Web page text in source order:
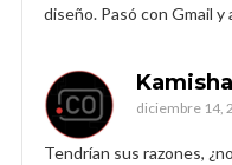
diseño. Pasó con Gmail y
diciembre 14,
Tendrían sus razones,